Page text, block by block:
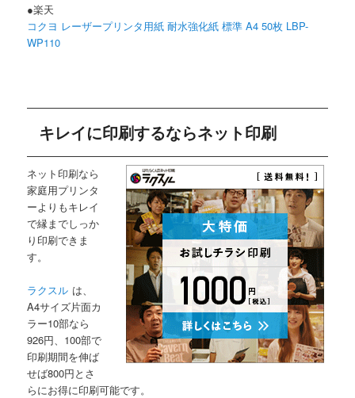
●楽天
コクヨ レーザープリンタ用紙 耐水強化紙 標準 A4 50枚 LBP-
WP110
キレイに印刷するならネット印刷
ネット印刷なら
家庭用プリンタ
ーよりもキレイ
で縁までしっか
り印刷できま
す。
ラクスル は、
A4サイズ片面カ
ラー10部なら
926円、100部で
印刷期間を伸ば
せば800円とさ
らにお得に印刷可能です。